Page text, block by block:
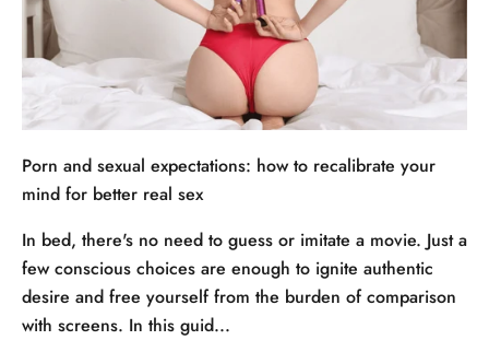
Porn and sexual expectations: how to recalibrate your
mind for better real sex
In bed, there's no need to guess or imitate a movie. Just a
few conscious choices are enough to ignite authentic
desire and free yourself from the burden of comparison
with screens. In this guid...